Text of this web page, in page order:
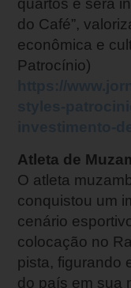
quartos e será
do Café”,
econômica e
Patrocínio)
Atleta de
O atleta
conquistou um
cenário
colocação no
pista, figurando
do país em sua